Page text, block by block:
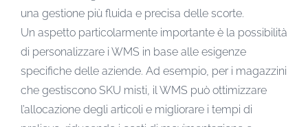
una gestione più fluida e precisa delle scorte.
Un aspetto particolarmente importante è la possibilità
di personalizzare i WMS in base alle esigenze
specifiche delle aziende. Ad esempio, per i magazzini
che gestiscono SKU misti, il WMS può ottimizzare
l’allocazione degli articoli e migliorare i tempi di